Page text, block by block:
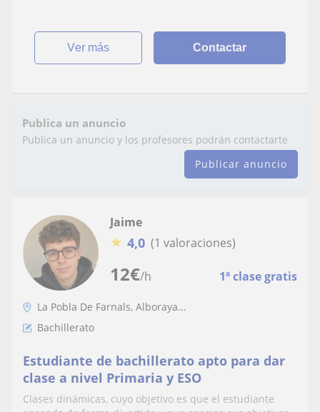
ver más Contactar
Publica un anuncio
Publica un anuncio y los profesores podrán contactarte
Publicar anuncio
12€/h 1ª clase gratis
Jaime
★ 4,0 (1 valoraciones)
La Pobla De Farnals, Alboraya...
Bachillerato
Estudiante de bachillerato apto para dar
clase a nivel Primaria y ESO
Clases dinámicas, cuyo objetivo es que el estudiante